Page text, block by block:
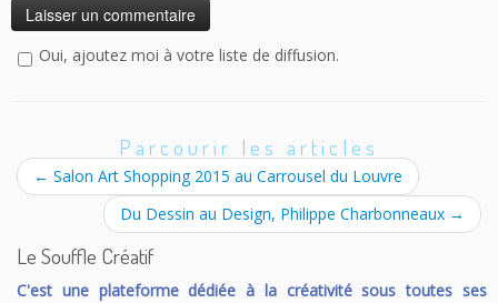
Oui, ajoutez moi à votre liste de diffusion.
Parcourir les articles
← Salon Art Shopping 2015 au Carrousel du Louvre
Du Dessin au Design, Philippe Charbonneaux →
Le Souffle Créatif
C'est une plateforme dédiée à la créativité sous toutes ses